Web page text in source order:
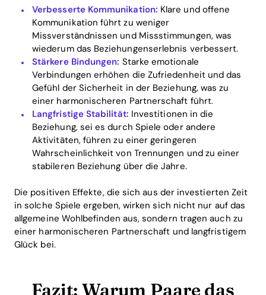
Verbesserte Kommunikation: Klare und offene
Kommunikation führt zu weniger
Missverständnissen und Missstimmungen, was
wiederum das Beziehungenserlebnis verbessert.
Stärkere Bindungen: Starke emotionale
Verbindungen erhöhen die Zufriedenheit und das
Gefühl der Sicherheit in der Beziehung, was zu
einer harmonischeren Partnerschaft führt.
Langfristige Stabilität: Investitionen in die
Beziehung, sei es durch Spiele oder andere
Aktivitäten, führen zu einer geringeren
Wahrscheinlichkeit von Trennungen und zu einer
stabileren Beziehung über die Jahre.
Die positiven Effekte, die sich aus der investierten Zeit
in solche Spiele ergeben, wirken sich nicht nur auf das
allgemeine Wohlbefinden aus, sondern tragen auch zu
einer harmonischeren Partnerschaft und langfristigem
Glück bei.
Fazit: Warum Paare das